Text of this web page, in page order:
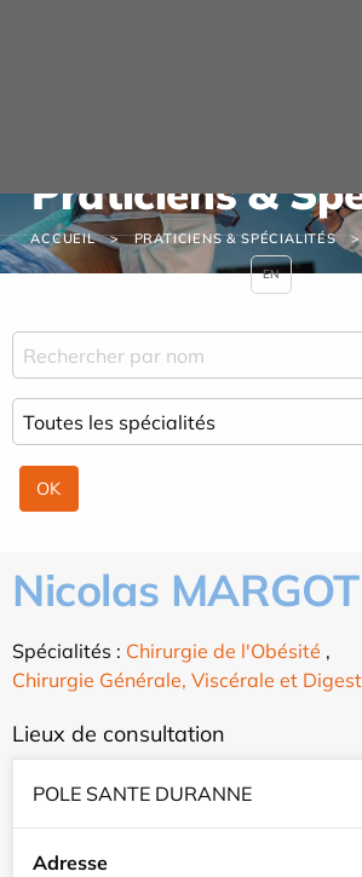
Praticiens &
ACCUEIL PRATICIENS & SPÉCIALITÉS
Nicolas MARGOT
Spécialités : Chirurgie de l'Obésité ,
Chirurgie Générale, Viscérale et
Lieux de consultation
POLE SANTE DURANNE
Adresse
EN